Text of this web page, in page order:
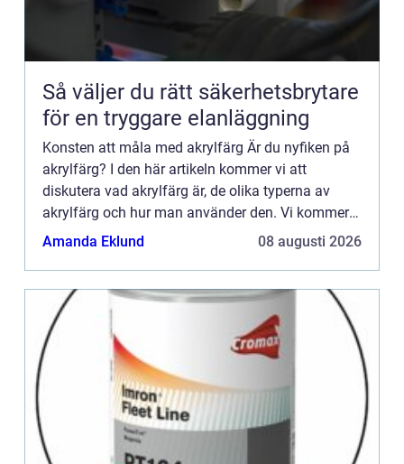
Så väljer du rätt säkerhetsbrytare
för en tryggare elanläggning
Konsten att måla med akrylfärg Är du nyfiken på
akrylfärg? I den här artikeln kommer vi att
diskutera vad akrylfärg är, de olika typerna av
akrylfärg och hur man använder den. Vi kommer
också ...
Amanda Eklund 08 augusti 2026